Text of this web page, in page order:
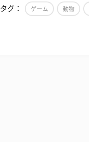
タグ： ゲーム 動物